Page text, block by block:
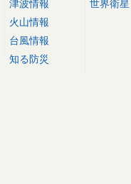
津波情報
火山情報
台風情報
知る防災
世界衛星